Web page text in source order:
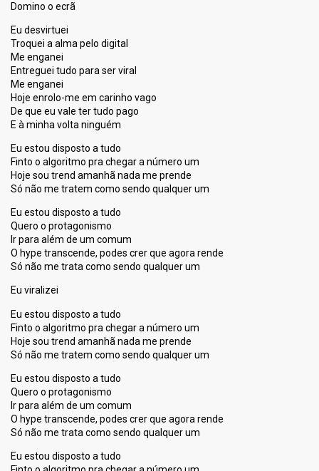
Domino o ecrã
Eu desvirtuei
Troquei a alma pelo digital
Me enganei
Entreguei tudo para ser viral
Me enganei
Hoje enrolo-me em carinho vago
De que eu vale ter tudo pago
E à minha volta ninguém
Eu estou disposto a tudo
Finto o algoritmo pra chegar a número um
Hoje sou trend amanhã nada me prende
Só não me tratem como sendo qualquer um
Eu estou disposto a tudo
Quero o protagonismo
Ir para além de um comum
O hype transcende, podes crer que agora rende
Só não me trata como sendo qualquer um
Eu viralizei
Eu estou disposto a tudo
Finto o algoritmo pra chegar a número um
Hoje sou trend amanhã nada me prende
Só não me tratem como sendo qualquer um
Eu estou disposto a tudo
Quero o protagonismo
Ir para além de um comum
O hype transcende, podes crer que agora rende
Só não me trata como sendo qualquer um
Eu estou disposto a tudo